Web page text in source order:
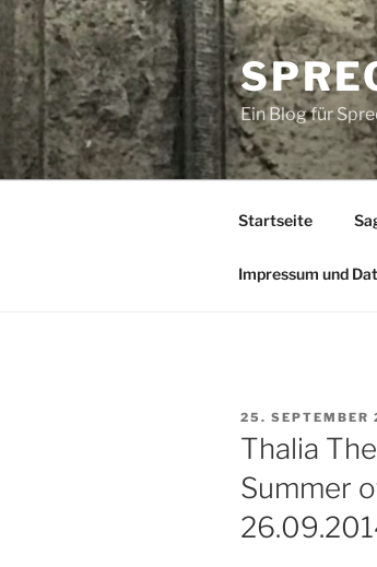
Zum
Inhalt
springen
Ein Blog für
Startseite
Impressum und
AM
25. SEPTEMBER
Thalia
Summer